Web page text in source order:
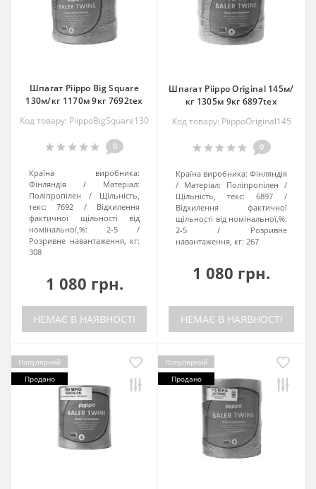
Шпагат Piippo Big Square
130м/кг 1170м 9кг 7692tex
Код товару: PiippoBigSquare130
0
Країна виробника:
Фінляндія
Матеріал:
Поліпропілен
Щільність,
текс:
7692
Відхилення
фактичної щільності від
номінальної,%:
2-5
Розривне навантаження, кг:
308
1 080 грн.
НЕМАЄ В НАЯВНОСТІ
Шпагат Piippo Original 145м/
кг 1305м 9кг 6897tex
Код товару: PiippoOriginal145
0
Країна виробника: Фінляндія
Матеріал:
Поліпропілен
Щільність, текс:
6897
Відхилення фактичної
щільності від номінальної,%:
2-5
Розривне
навантаження, кг: 267
1 080 грн.
НЕМАЄ В НАЯВНОСТІ
Популярний
Продано
Популярний
Продано